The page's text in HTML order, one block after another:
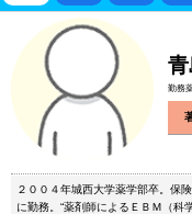
勤務
２００４年城西大学薬学部卒。保
に勤務。“薬剤師によるＥＢＭ（科